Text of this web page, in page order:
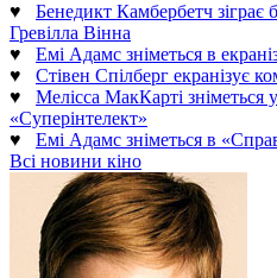
♥ Бенедикт Камбербетч зіграє
Гревілла Вінна
♥ Емі Адамс зніметься в
♥ Стівен Спілберг екранізує
♥ Мелісса МакКарті зніметься
«Суперінтелект»
♥ Емі Адамс зніметься в
Всі новини кіно